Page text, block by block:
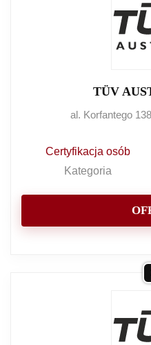
TÜV
al. Korfantego
Certyfikacja osób
Kategoria